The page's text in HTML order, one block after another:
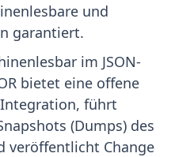
und
garantiert.
im JSON-
bietet eine offene
Integration, führt
(Dumps) des
veröffentlicht Change